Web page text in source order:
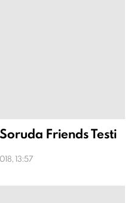
Friends Testi
13:57